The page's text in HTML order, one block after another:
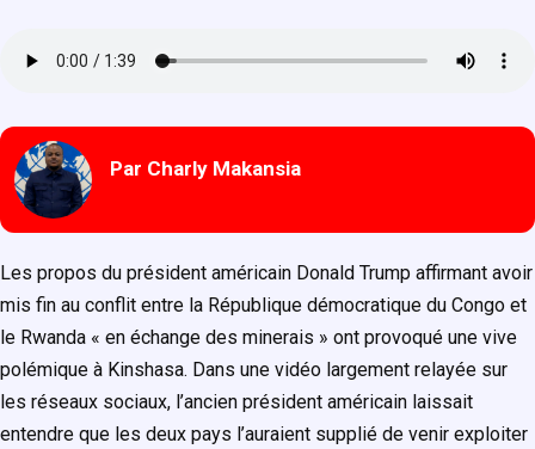
Par Charly Makansia
Les propos du président américain Donald Trump affirmant avoir
mis fin au conflit entre la République démocratique du Congo et
le Rwanda « en échange des minerais » ont provoqué une vive
polémique à Kinshasa. Dans une vidéo largement relayée sur
les réseaux sociaux, l’ancien président américain laissait
entendre que les deux pays l’auraient supplié de venir exploiter